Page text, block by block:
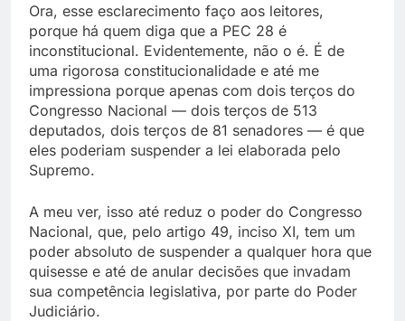
Ora, esse esclarecimento faço aos leitores,
porque há quem diga que a PEC 28 é
inconstitucional. Evidentemente, não o é. É de
uma rigorosa constitucionalidade e até me
impressiona porque apenas com dois terços do
Congresso Nacional — dois terços de 513
deputados, dois terços de 81 senadores — é que
eles poderiam suspender a lei elaborada pelo
Supremo.
A meu ver, isso até reduz o poder do Congresso
Nacional, que, pelo artigo 49, inciso XI, tem um
poder absoluto de suspender a qualquer hora que
quisesse e até de anular decisões que invadam
sua competência legislativa, por parte do Poder
Judiciário.